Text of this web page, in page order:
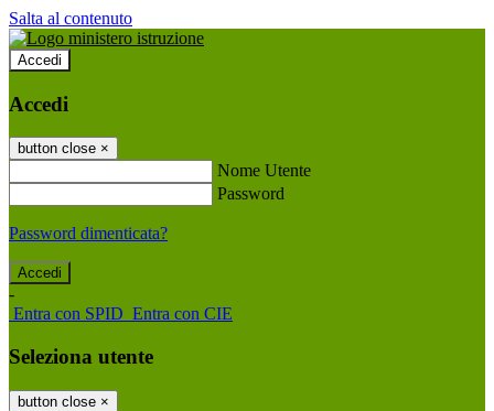
Salta al contenuto
Accedi
Accedi
button close ×
Nome Utente
Password
Password dimenticata?
-
Entra con SPID Entra con CIE
Seleziona utente
button close ×